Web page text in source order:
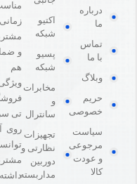
درباره
ما
تماس
با ما
وبلاگ
حریم
خصوصی
سیاست
مرجوعی
و عودت
کالا
اکتیو
شبکه
پسیو
شبکه
مخابرات
و
سانترال
تجهیزات
نظارتی و
دوربین
مداربسته
و
هم
تی
روی